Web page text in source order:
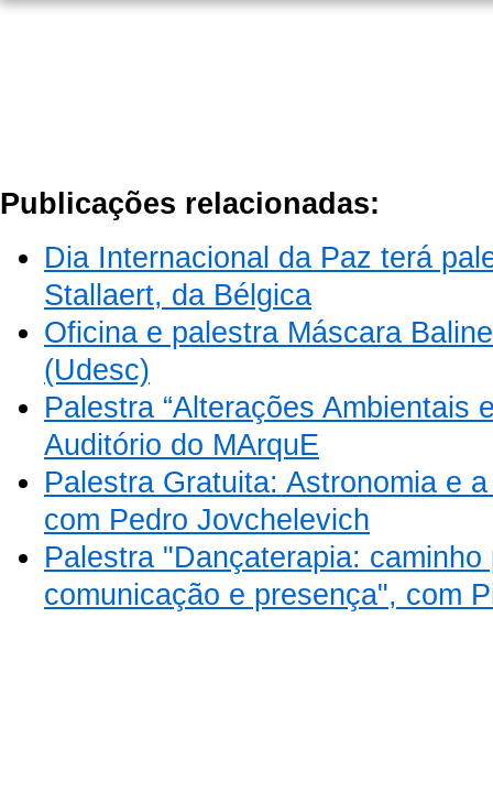
Publicações relacionadas:
Dia Internacional da Paz terá
Stallaert, da Bélgica
Oficina e palestra Máscara
(Udesc)
Palestra “Alterações Ambientais
Auditório do MArquE
Palestra Gratuita: Astronomia e
com Pedro Jovchelevich
Palestra "Dançaterapia:
comunicação e presença", com